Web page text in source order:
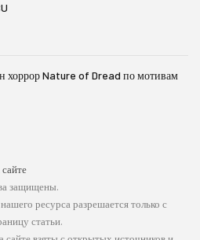
хоррор Nature of Dread по мотивам
защищены.
ресурса разрешается только с
статьи.